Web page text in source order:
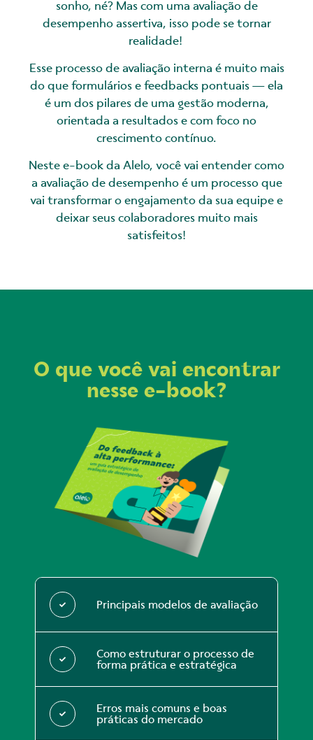
sonho, né? Mas com uma avaliação de
desempenho assertiva, isso pode se tornar
realidade!
Esse processo de avaliação interna é muito mais
do que formulários e feedbacks pontuais — ela
é um dos pilares de uma gestão moderna,
orientada a resultados e com foco no
crescimento contínuo.
Neste e-book da Alelo, você vai entender como
a avaliação de desempenho é um processo que
vai transformar o engajamento da sua equipe e
deixar seus colaboradores muito mais
satisfeitos!
O que você vai encontrar
nesse e-book?
Principais modelos de avaliação
Como estruturar o processo de
forma prática e estratégica
Erros mais comuns e boas
práticas do mercado